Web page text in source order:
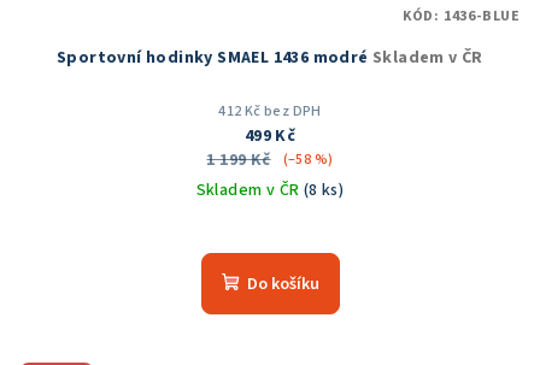
Sportovní hodinky SMAEL 1436 modré Skladem v ČR
412 Kč bez DPH
499 Kč
1 199 Kč
(–58 %)
Skladem v ČR (8 ks)
Do košíku
KÓD: 1436-BLUE